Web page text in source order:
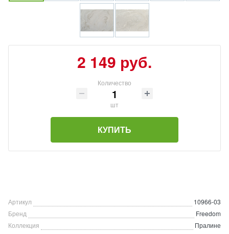
2 149 руб.
Количество
шт
КУПИТЬ
Артикул
10966-03
Бренд
Freedom
Коллекция
Пралине